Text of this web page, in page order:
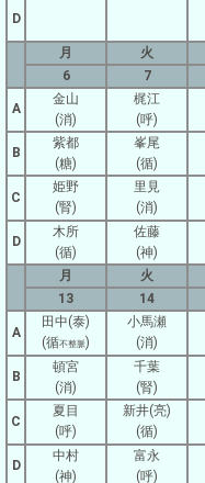
D
月
火
6
7
A
金山
(消)
梶江
(呼)
B
紫都
(糖)
峯尾
(循)
C
姫野
(腎)
里見
(消)
D
木所
(循)
佐藤
(神)
月
火
13
14
A
田中(泰)
(循不整脈)
小馬瀬
(消)
B
頓宮
(消)
千葉
(腎)
C
夏目
(呼)
新井(亮)
(循)
D
中村
(神)
富永
(呼)